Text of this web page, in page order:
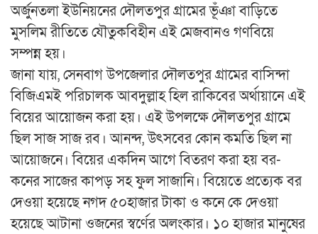
অর্জুনতলা ইউনিয়নের দৌলতপুর গ্রামের ভূঁঞা বাড়িতে
মুসলিম রীতিতে যৌতুকবিহীন এই মেজবানও গণবিয়ে
সম্পন্ন হয়।
জানা যায়, সেনবাগ উপজেলার দৌলতপুর গ্রামের বাসিন্দা
বিজিএমই পরিচালক আবদুল্লাহ হিল রাকিবের অর্থায়ানে এই
বিয়ের আয়োজন করা হয়। এই উপলক্ষে দৌলতপুর গ্রামে
ছিল সাজ সাজ রব। আনন্দ, উৎসবের কোন কমতি ছিল না
আয়োজনে। বিয়ের একদিন আগে বিতরণ করা হয় বর-
কনের সাজের কাপড় সহ ফুল সাজানি। বিয়েতে প্রত্যেক বর
দেওয়া হয়েছে নগদ ৫০হাজার টাকা ও কনে কে দেওয়া
হয়েছে আটানা ওজনের স্বর্ণের অলংকার। ১০ হাজার মানুষের